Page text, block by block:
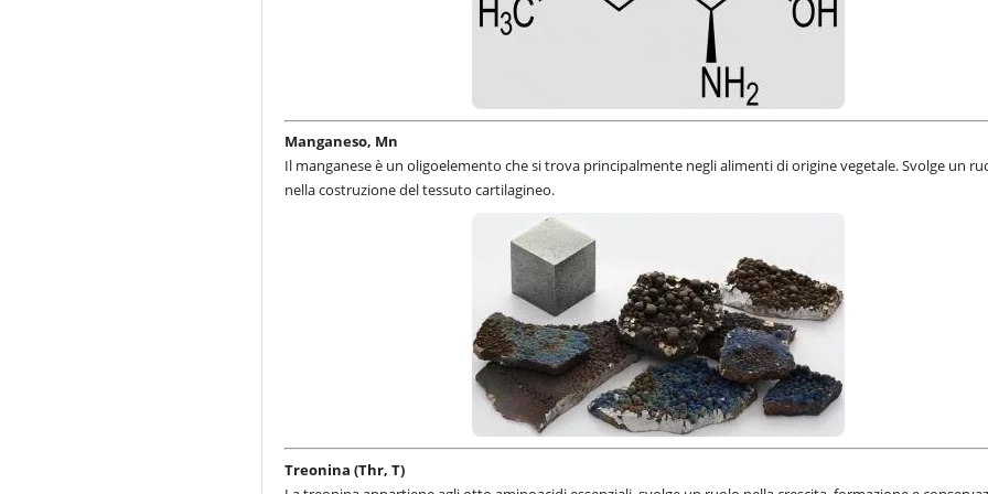
Manganeso, Mn
Il manganese è un oligoelemento che si trova principalmente negli alimenti di origine vegetale. Svolge un
nella costruzione del tessuto cartilagineo.
Treonina (Thr, T)